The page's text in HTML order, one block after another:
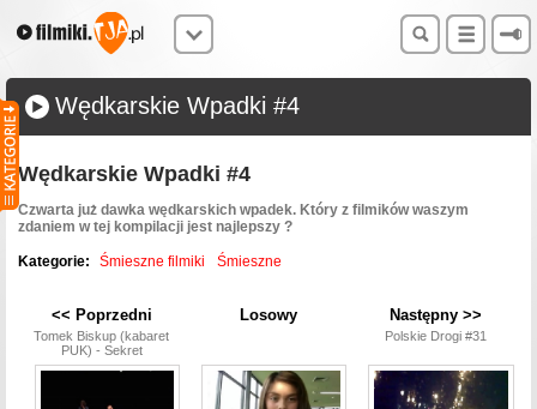
Wędkarskie Wpadki #4
Wędkarskie Wpadki #4
Czwarta już dawka wędkarskich wpadek. Który z filmików waszym
zdaniem w tej kompilacji jest najlepszy ?
Kategorie: Śmieszne filmiki Śmieszne
<< Poprzedni
Tomek Biskup (kabaret
PUK) - Sekret
Losowy Następny >>
Polskie Drogi #31